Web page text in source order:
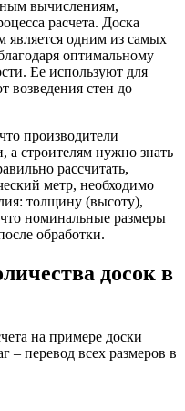
вычислениям,
расчета. Доска
является одним из самых
оптимальному
Ее используют для
возведения стен до
производители
а строителям нужно знать
рассчитать,
метр, необходимо
толщину (высоту),
номинальные размеры
обработки.
досок в
на примере доски
– перевод всех размеров в